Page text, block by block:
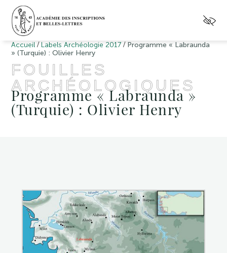
Accueil / Labels Archéologie 2017 / Programme « Labraunda
» (Turquie) : Olivier Henry
FOUILLES
ARCHÉOLOGIQUES
Programme « Labraunda »
(Turquie) : Olivier Henry